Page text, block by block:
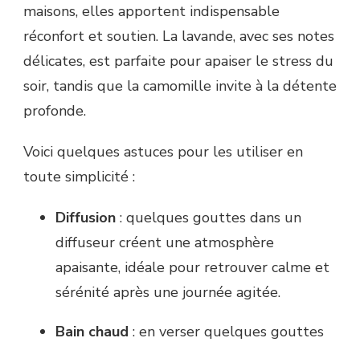
maisons, elles apportent indispensable
réconfort et soutien. La lavande, avec ses notes
délicates, est parfaite pour apaiser le stress du
soir, tandis que la camomille invite à la détente
profonde.
Voici quelques astuces pour les utiliser en
toute simplicité :
Diffusion : quelques gouttes dans un
diffuseur créent une atmosphère
apaisante, idéale pour retrouver calme et
sérénité après une journée agitée.
Bain chaud : en verser quelques gouttes